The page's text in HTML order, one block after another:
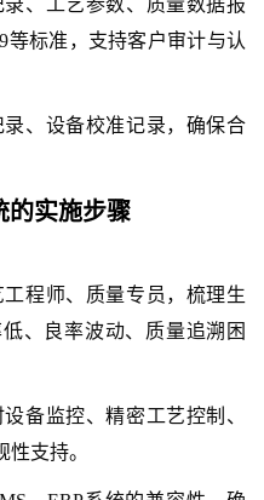
录、工艺参数、质量数据报
等标准，支持客户审计与认
录、设备校准记录，确保合
的实施步骤
工程师、质量专员，梳理生
、良率波动、质量追溯困
备监控、精密工艺控制、
支持。